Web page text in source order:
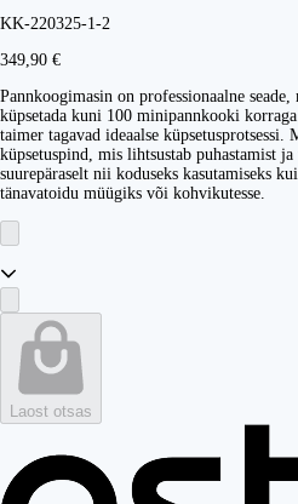
KK-220325-1-2
349,90 €
Pannkoogimasin on professionaalne
küpsetada kuni 100 minipannkooki
taimer tagavad ideaalse
küpsetuspind, mis lihtsustab puhastamist
suurepäraselt nii koduseks kasutamiseks
tänavatoidu müügiks või kohvikutesse.
Laost otsas